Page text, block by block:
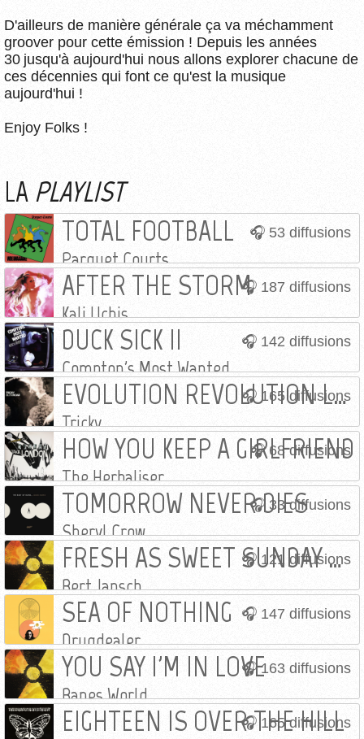
D'ailleurs de manière générale ça va méchamment
groover pour cette émission ! Depuis les années
30 jusqu'à aujourd'hui nous allons explorer chacune de
ces décennies qui font ce qu'est la musique
aujourd'hui !
Enjoy Folks !
LA PLAYLIST
53 diffusions
TOTAL FOOTBALL
Parquet Courts
187 diffusions
AFTER THE STORM
Kali Uchis
142 diffusions
DUCK SICK II
Compton's Most Wanted
165 diffusions
EVOLUTION REVOLUTION LOVE
Tricky
68 diffusions
HOW YOU KEEP A GIRLFRIEND
The Herbaliser
33 diffusions
TOMORROW NEVER DIES
Sheryl Crow
121 diffusions
FRESH AS SWEET SUNDAY MORNING
Bert Jansch
147 diffusions
SEA OF NOTHING
Drugdealer
163 diffusions
YOU SAY I'M IN LOVE
Banes World
165 diffusions
EIGHTEEN IS OVER THE HILL